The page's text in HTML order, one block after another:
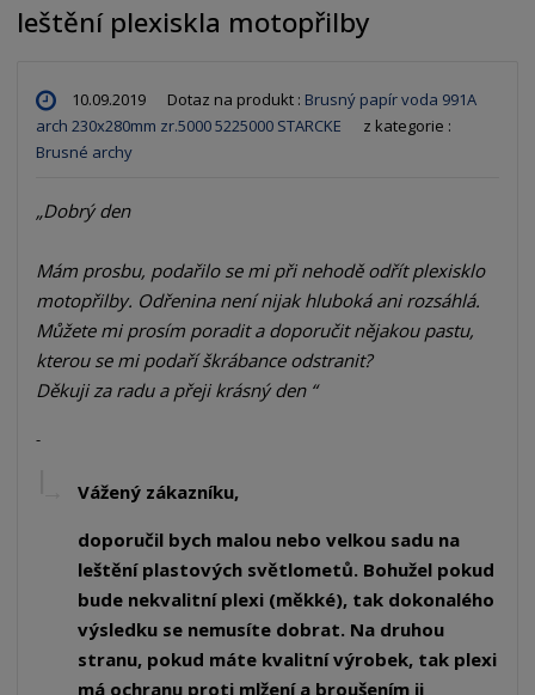
t
n
a
leštění plexiskla motopřilby
10.09.2019 Dotaz na produkt : Brusný papír voda 991A
arch 230x280mm zr.5000 5225000 STARCKE
z kategorie :
Brusné archy
Dobrý den
Mám prosbu, podařilo se mi při nehodě odřít plexisklo
motopřilby. Odřenina není nijak hluboká ani rozsáhlá.
Můžete mi prosím poradit a doporučit nějakou pastu,
kterou se mi podaří škrábance odstranit?
Děkuji za radu a přeji krásný den
Vážený zákazníku,
doporučil bych malou nebo velkou sadu na
leštění plastových světlometů. Bohužel pokud
bude nekvalitní plexi (měkké), tak dokonalého
výsledku se nemusíte dobrat. Na druhou
stranu, pokud máte kvalitní výrobek, tak plexi
má ochranu proti mlžení a broušením ji